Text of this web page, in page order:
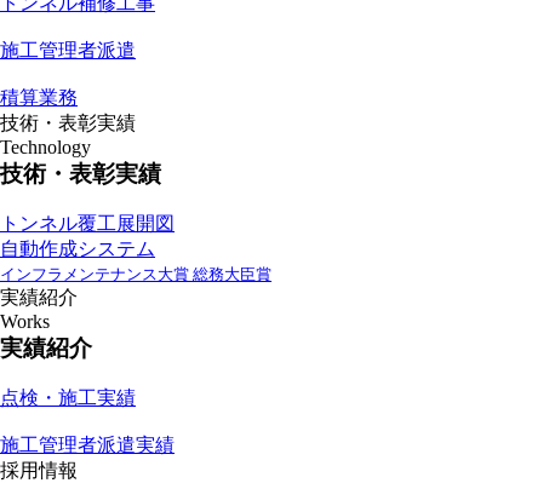
施工管理者派遣
積算業務
技術・表彰実績
Technology
技術・表彰実績
トンネル覆工展開図
自動作成システム
インフラメンテナンス大賞 総務大臣賞
実績紹介
Works
実績紹介
点検・施工実績
施工管理者派遣実績
採用情報